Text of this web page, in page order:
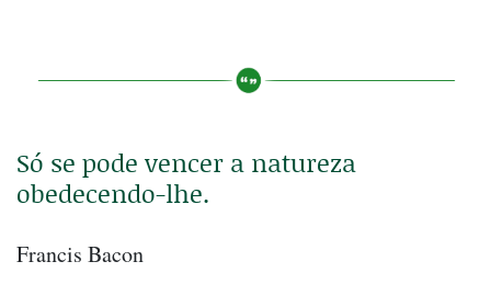
Só se pode vencer a natureza
obedecendo-lhe.
Francis Bacon